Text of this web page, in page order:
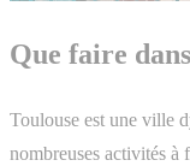
Que faire
Toulouse est une ville
nombreuses activités à